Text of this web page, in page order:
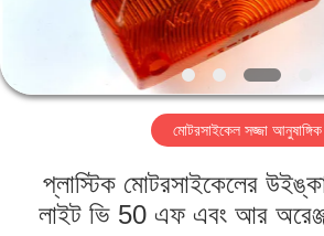
আমাদের
সম্পর্কে
কারখানা
ভ্রমণ
মোটরসাইকেল সজ্জা আনুষাঙ্গিক
প্লাস্টিক মোটরসাইকেলের
লাইট ভি 50 এফ এবং আর